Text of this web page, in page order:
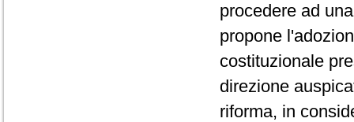
procedere ad
propone
costituzionale
direzione
riforma, in